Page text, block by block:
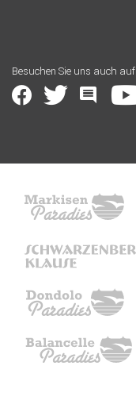
Besuchen Sie uns auch auf